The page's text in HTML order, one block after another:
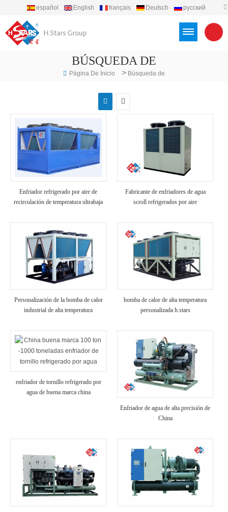
español English français Deutsch
русский
BÚSQUEDA DE
Página De Inicio > Búsqueda de
Enfriador refrigerado por aire de
recirculación de temperatura ultrabaja
Fabricante de enfriadores de agua
scroll refrigerados por aire
Personalización de la bomba de calor
industrial de alta temperatura
bomba de calor de alta temperatura
personalizada h.stars
enfriador de tornillo refrigerado por
agua de buena marca china
Enfriador de agua de alta precisión de
China